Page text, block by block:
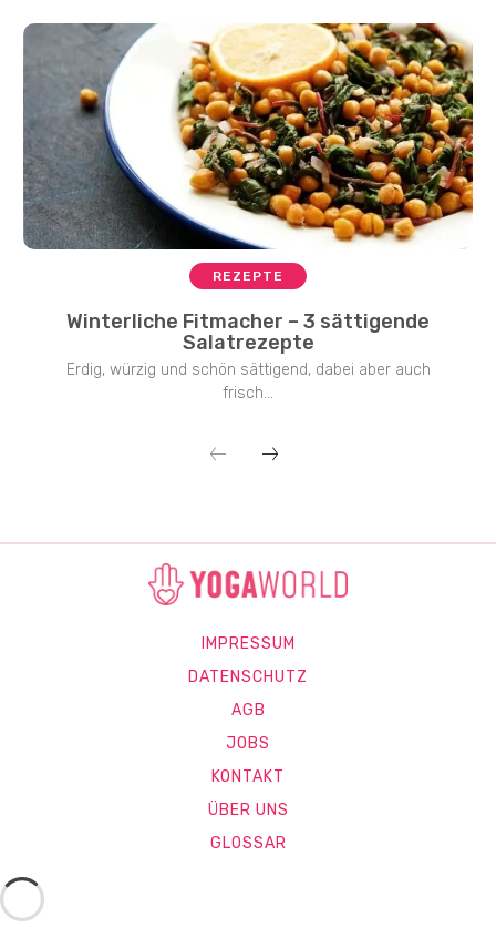
REZEPTE
Winterliche Fitmacher – 3 sättigende
Salatrezepte
Erdig, würzig und schön sättigend, dabei aber auch
frisch...
IMPRESSUM
DATENSCHUTZ
AGB
JOBS
KONTAKT
ÜBER UNS
GLOSSAR